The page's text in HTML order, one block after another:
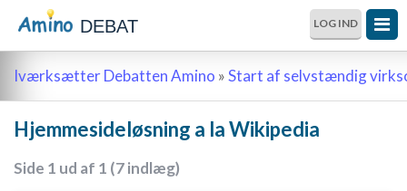
DEBAT LOG IND
Iværksætter Debatten Amino »Start af selvstændig
Hjemmesideløsning a la Wikipedia
Side 1 ud af 1 (7 indlæg)